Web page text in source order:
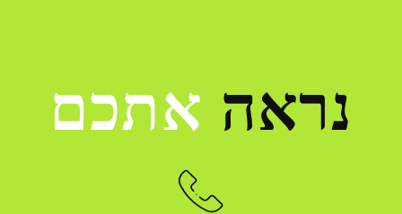
נראה אתכם